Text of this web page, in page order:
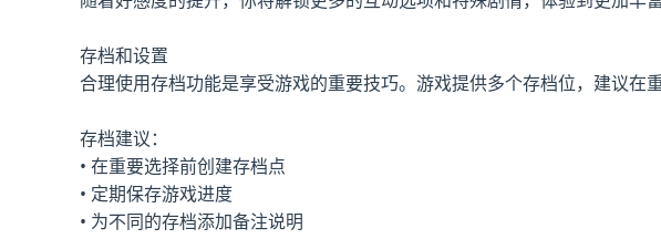
存档和设置
合理使用存档功能是享受游戏的重要技巧。游戏提供多个存档位，建议在
存档建议：
• 在重要选择前创建存档点
• 定期保存游戏进度
• 为不同的存档添加备注说明